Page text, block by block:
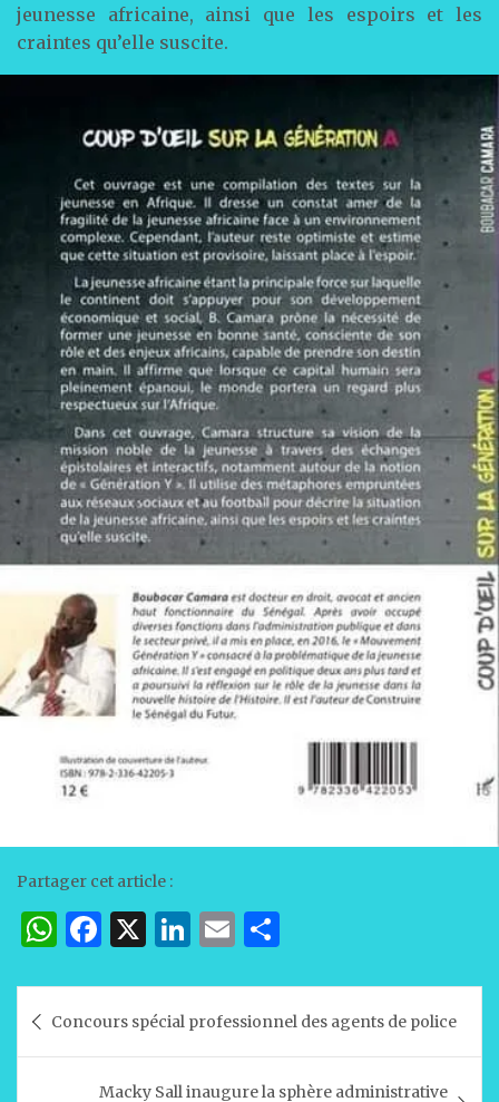
jeunesse africaine, ainsi que les espoirs et les
craintes qu’elle suscite.
Partager cet article :
W
at
s
A
F
c
e
b
X
Li
k
e
dI
E
ai
l
ta
g
er
de Concours spécial professionnel des agents de police
Macky Sall inaugure la sphère administrative